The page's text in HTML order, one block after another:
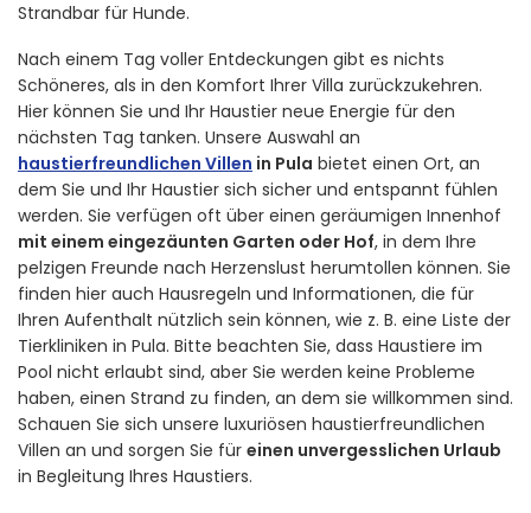
Strandbar für Hunde.
Nach einem Tag voller Entdeckungen gibt es nichts
Schöneres, als in den Komfort Ihrer Villa zurückzukehren.
Hier können Sie und Ihr Haustier neue Energie für den
nächsten Tag tanken. Unsere Auswahl an
haustierfreundlichen Villen in Pula bietet einen Ort, an
dem Sie und Ihr Haustier sich sicher und entspannt fühlen
werden. Sie verfügen oft über einen geräumigen Innenhof
mit einem eingezäunten Garten oder Hof, in dem Ihre
pelzigen Freunde nach Herzenslust herumtollen können. Sie
finden hier auch Hausregeln und Informationen, die für
Ihren Aufenthalt nützlich sein können, wie z. B. eine Liste der
Tierkliniken in Pula. Bitte beachten Sie, dass Haustiere im
Pool nicht erlaubt sind, aber Sie werden keine Probleme
haben, einen Strand zu finden, an dem sie willkommen sind.
Schauen Sie sich unsere luxuriösen haustierfreundlichen
Villen an und sorgen Sie für einen unvergesslichen Urlaub
in Begleitung Ihres Haustiers.